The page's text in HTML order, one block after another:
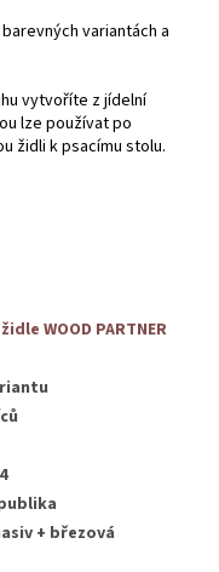
variantách a
vytvoříte z jídelní
lze používat po
židli k psacímu stolu.
WOOD PARTNER
+ březová